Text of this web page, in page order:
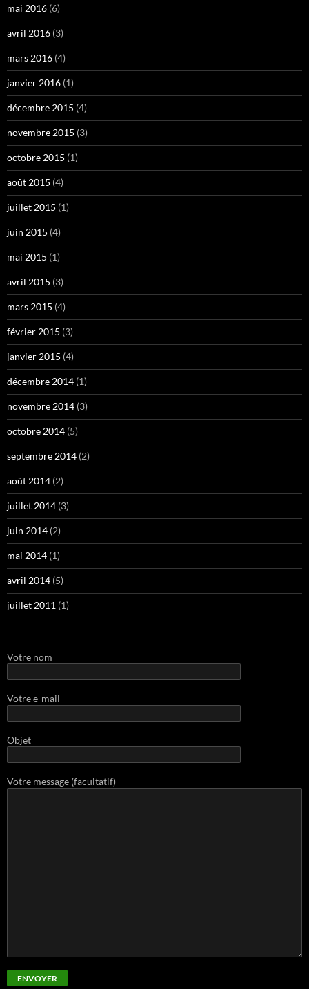
mai 2016 (6)
avril 2016 (3)
mars 2016 (4)
janvier 2016 (1)
décembre 2015 (4)
novembre 2015 (3)
octobre 2015 (1)
août 2015 (4)
juillet 2015 (1)
juin 2015 (4)
mai 2015 (1)
avril 2015 (3)
mars 2015 (4)
février 2015 (3)
janvier 2015 (4)
décembre 2014 (1)
novembre 2014 (3)
octobre 2014 (5)
septembre 2014 (2)
août 2014 (2)
juillet 2014 (3)
juin 2014 (2)
mai 2014 (1)
avril 2014 (5)
juillet 2011 (1)
Votre nom
Votre e-mail
Objet
Votre message (facultatif)